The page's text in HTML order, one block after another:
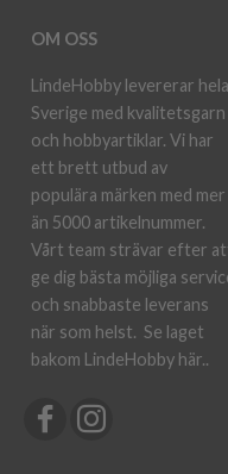
OM OSS
LindeHobby levererar hela
Sverige med kvalitetsgarn
och hobbyartiklar. Vi har
ett brett utbud av
populära märken med mer
än 5000 artikelnummer.
Vårt team strävar efter
ge dig bästa möjliga
och snabbaste leverans
när som helst. Se laget
bakom LindeHobby här..